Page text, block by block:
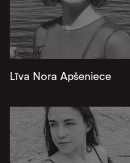
Līva Nora Apšeniece